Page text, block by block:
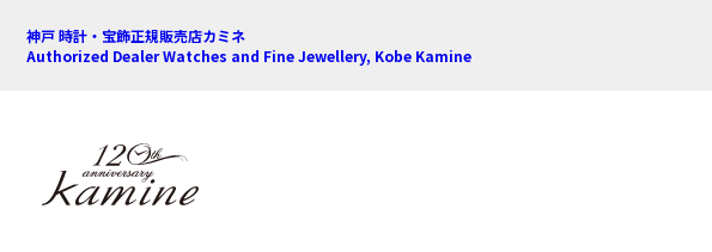
神戸 時計・宝飾正規販売店カミネ
Authorized Dealer Watches and Fine Jewellery, Kobe Kamine